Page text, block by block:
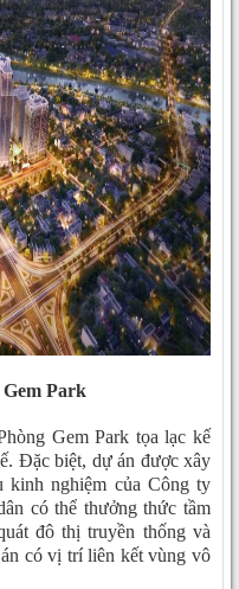
Park
Gem Park tọa lạc kế
Đặc biệt, dự án được xây
kinh nghiệm của Công ty
có thể thưởng thức tầm
đô thị truyền thống và
có vị trí liên kết vùng vô